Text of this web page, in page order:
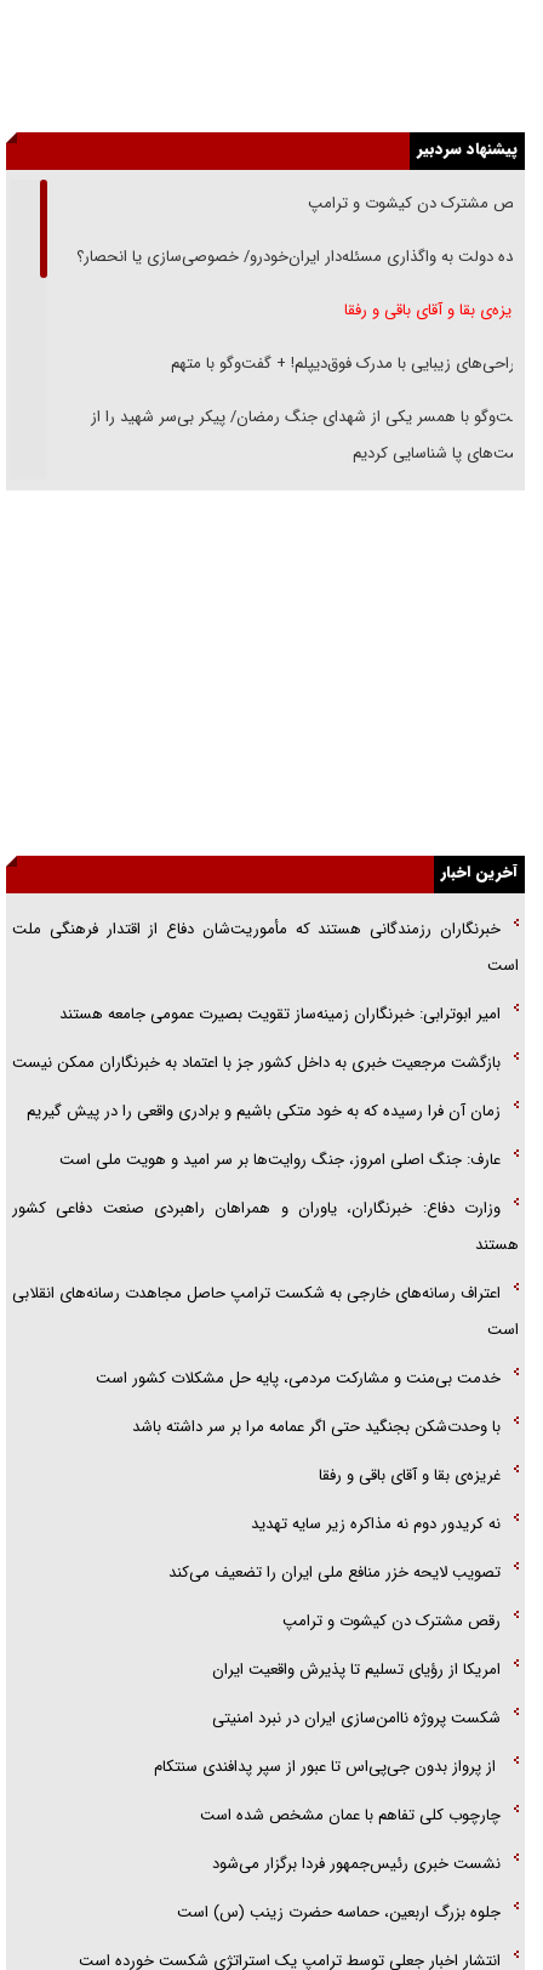
پیشنهاد سردبیر
رقص مشترک دن کیشوت و ترامپ
دنده دولت به واگذاری مسئله‌دار ایران‌خودرو/ خصوصی‌سازی یا انحصار؟
غریزه‌ی بقا و آقای باقی و رفقا
جراحی‌های زیبایی با مدرک فوق‌دیپلم! + گفت‌وگو با متهم
گفت‌وگو با همسر یکی از شهدای جنگ رمضان/ پیکر بی‌سر شهید را از
انگشت‌های پا شناسایی کردیم
الگوی وحدت‌آفرین در ادراک سیاست خارجی
گفتگوی دکتر اخوان مدیرمسئول روزنامه جوان با برنامه تلویزیونی «نبرد
هرمز»
امام حسین (ع) کشته سیرت‌های عصر جاهلی شد
فریاد‌ها و ناله‌های دوستان مبارزدلم را آتش می‌زد
آخرین اخبار
خبرنگاران رزمندگانی هستند که مأموریت‌شان دفاع از اقتدار فرهنگی ملت
است
امیر ابوترابی: خبرنگاران زمینه‌ساز تقویت بصیرت عمومی جامعه هستند
بازگشت مرجعیت خبری به داخل کشور جز با اعتماد به خبرنگاران ممکن نیست
زمان آن فرا رسیده که به خود متکی باشیم و برادری واقعی را در پیش گیریم
عارف: جنگ اصلی امروز، جنگ روایت‌ها بر سر امید و هویت ملی است
وزارت دفاع: خبرنگاران، یاوران و همراهان راهبردی صنعت دفاعی کشور
هستند
اعتراف رسانه‌های خارجی به شکست ترامپ حاصل مجاهدت رسانه‌های انقلابی
است
خدمت بی‌منت و مشارکت مردمی، پایه حل مشکلات کشور است
با وحدت‌شکن بجنگید حتی اگر عمامه مرا بر سر داشته باشد
غریزه‌ی بقا و آقای باقی و رفقا
نه کریدور دوم نه مذاکره زیر سایه تهدید
تصویب لایحه خزر منافع ملی ایران را تضعیف می‌کند
رقص مشترک دن کیشوت و ترامپ
امریکا از رؤیای تسلیم تا پذیرش واقعیت ایران
شکست پروژه ناامن‌سازی ایران در نبرد امنیتی
از پرواز بدون جی‌پی‌اس تا عبور از سپر پدافندی سنتکام
چارچوب کلی تفاهم با عمان مشخص شده است
نشست خبری رئیس‌جمهور فردا برگزار می‌شود
جلوه بزرگ اربعین، حماسه حضرت زینب (س) است
انتشار اخبار جعلی توسط ترامپ یک استراتژی شکست خورده است